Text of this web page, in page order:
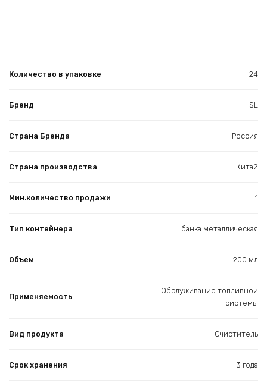
Количество в упаковке 24
Бренд SL
Страна Бренда Россия
Страна производства Китай
Мин.количество продажи 1
Тип контейнера банка металлическая
Объем 200 мл
Применяемость
Обслуживание топливной
системы
Вид продукта Очиститель
Срок хранения 3 года